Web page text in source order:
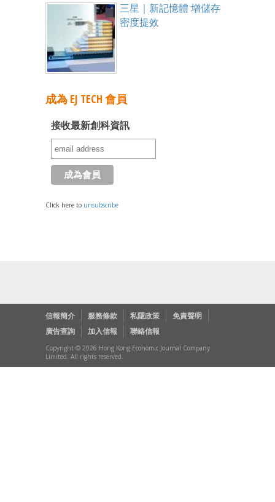
三星｜新記憶體 增儲存
密度提效
成為 EJ TECH 會員
接收最新創科資訊
Click here to unsubscribe
信報簡介 服務條款 私隱政策
免責聲明
廣告查詢
加入信報 聯絡信報
Copyright © 2026 Hong Kong Economic Journal Company
Limited. All rights reserved.